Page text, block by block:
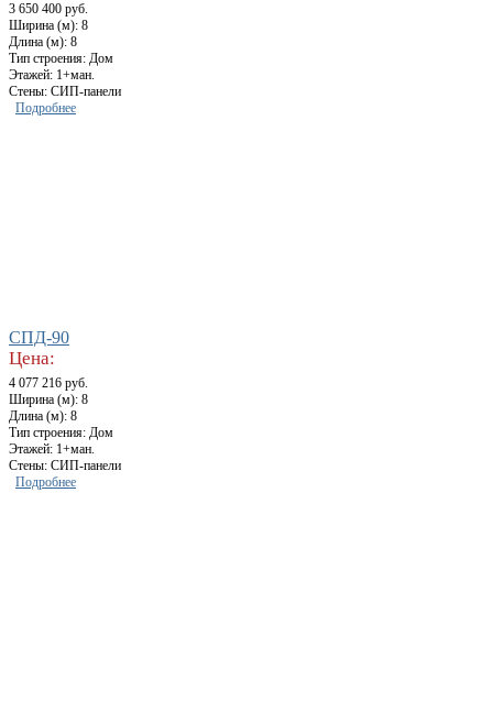
3 650 400 руб.
Ширина (м): 8
Длина (м): 8
Тип строения: Дом
Этажей: 1+ман.
Стены: СИП-панели
Подробнее
СПД-90
Цена:
4 077 216 руб.
Ширина (м): 8
Длина (м): 8
Тип строения: Дом
Этажей: 1+ман.
Стены: СИП-панели
Подробнее